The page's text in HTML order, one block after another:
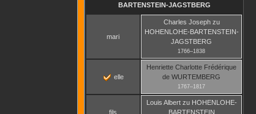
BARTENSTEIN-JAGSTBERG
mari
Charles Josephzu
HOHENLOHE-BARTENSTEIN-
JAGSTBERG
1766–1838
elle
Henriette Charlotte Frédérique
de WURTEMBERG
1767–1817
fils
Louis Albertzu HOHENLOHE-
BARTENSTEIN